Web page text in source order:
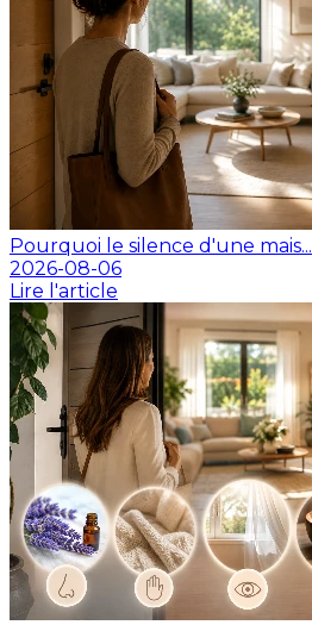
Pourquoi le silence d'une mais...
2026-08-06
Lire l'article